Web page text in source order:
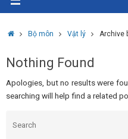
HomeBộ môn Vật lý Archive
Nothing Found
Apologies, but no results were
searching will help find a related